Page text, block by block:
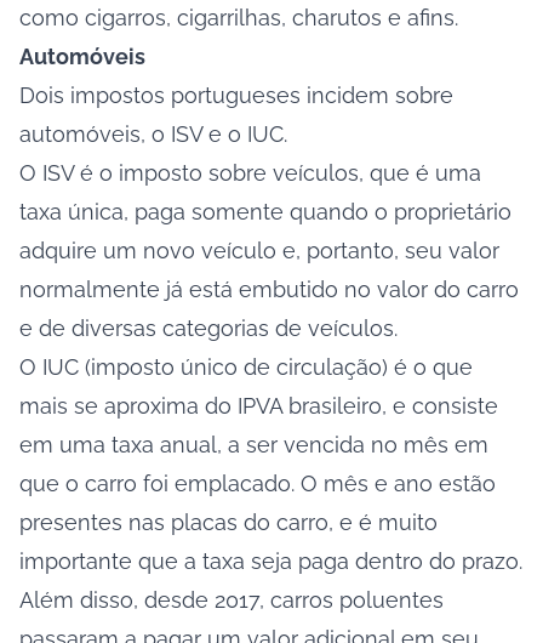
como cigarros, cigarrilhas, charutos e afins.
Automóveis
Dois impostos portugueses incidem sobre
automóveis, o ISV e o IUC.
O ISV é o imposto sobre veículos, que é uma
taxa única, paga somente quando o proprietário
adquire um novo veículo e, portanto, seu valor
normalmente já está embutido no valor do carro
e de diversas categorias de veículos.
O IUC (imposto único de circulação) é o que
mais se aproxima do IPVA brasileiro, e consiste
em uma taxa anual, a ser vencida no mês em
que o carro foi emplacado. O mês e ano estão
presentes nas placas do carro, e é muito
importante que a taxa seja paga dentro do prazo.
Além disso, desde 2017, carros poluentes